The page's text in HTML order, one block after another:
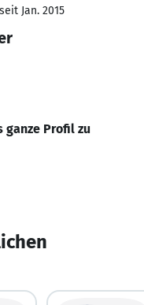
Jan. 2015
ganze Profil zu